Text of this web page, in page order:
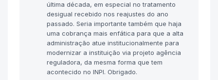
última década, em especial no tratamento
desigual recebido nos reajustes do ano
passado. Seria importante também que haja
uma cobrança mais enfática para que a alta
administração atue institucionalmente para
modernizar a instituição via projeto agência
reguladora, da mesma forma que tem
acontecido no INPI. Obrigado.